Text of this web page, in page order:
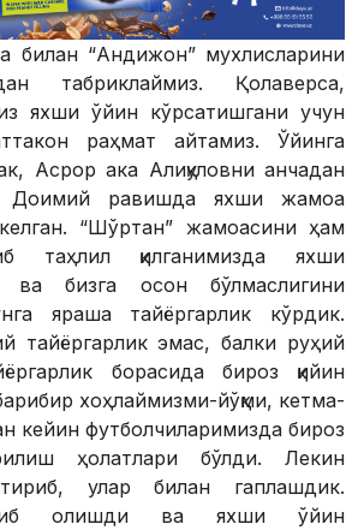
билан “Андижон” мухлисларини
табриклаймиз. Қолаверса,
яхши ўйин кўрсатишгани учун
раҳмат айтамиз. Ўйинга
Асрор ака Алиқуловни анчадан
Доимий равишда яхши жамоа
“Шўртан” жамоасини ҳам
таҳлил қилганимизда яхши
ва бизга осон бўлмаслигини
яраша тайёргарлик кўрдик.
тайёргарлик эмас, балки руҳий
борасида бироз қийин
хоҳлаймизми-йўқми, кетма-
кейин футболчиларимизда бироз
ҳолатлари бўлди. Лекин
улар билан гаплашдик.
олишди ва яхши ўйин